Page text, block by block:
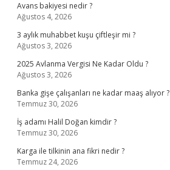
Avans bakiyesi nedir ?
Ağustos 4, 2026
3 aylık muhabbet kuşu çiftleşir mi ?
Ağustos 3, 2026
2025 Avlanma Vergisi Ne Kadar Oldu ?
Ağustos 3, 2026
Banka gişe çalışanları ne kadar maaş alıyor ?
Temmuz 30, 2026
İş adamı Halil Doğan kimdir ?
Temmuz 30, 2026
Karga ile tilkinin ana fikri nedir ?
Temmuz 24, 2026